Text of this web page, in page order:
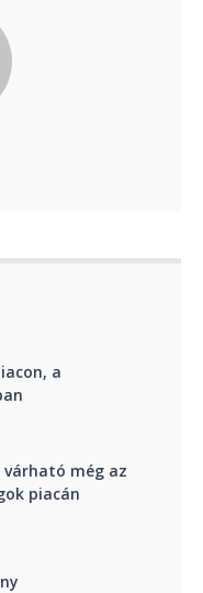
a
várható még az
piacán